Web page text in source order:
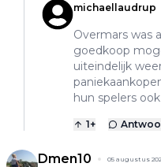
michaellaudrup
Overmars was
goedkoop
uiteindelijk
hun spelers
1+
Dmen10 05 augustus